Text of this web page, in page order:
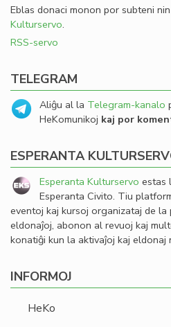
Eblas donaci monon por subteni
Kulturservo.
RSS-servo
TELEGRAM
Aliĝu al la Telegram-kanalo
HeKomunikoj kaj por
ESPERANTA
Esperanta Kulturservo estas
Esperanta Civito. Tiu
eventoj kaj kursoj organizataj de
eldonaĵoj, abonon al revuoj kaj
konatiĝi kun la aktivaĵoj kaj eldonaj
INFORMOJ
HeKo